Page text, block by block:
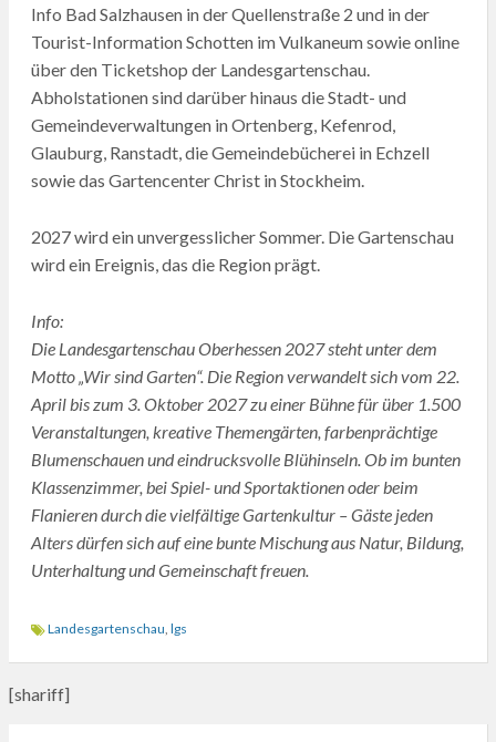
Info Bad Salzhausen in der Quellenstraße 2 und in der
Tourist-Information Schotten im Vulkaneum sowie online
über den Ticketshop der Landesgartenschau.
Abholstationen sind darüber hinaus die Stadt- und
Gemeindeverwaltungen in Ortenberg, Kefenrod,
Glauburg, Ranstadt, die Gemeindebücherei in Echzell
sowie das Gartencenter Christ in Stockheim.
2027 wird ein unvergesslicher Sommer. Die Gartenschau
wird ein Ereignis, das die Region prägt.
Info:
Die Landesgartenschau Oberhessen 2027 steht unter dem
Motto „Wir sind Garten“. Die Region verwandelt sich vom 22.
April bis zum 3. Oktober 2027 zu einer Bühne für über 1.500
Veranstaltungen, kreative Themengärten, farbenprächtige
Blumenschauen und eindrucksvolle Blühinseln. Ob im bunten
Klassenzimmer, bei Spiel- und Sportaktionen oder beim
Flanieren durch die vielfältige Gartenkultur – Gäste jeden
Alters dürfen sich auf eine bunte Mischung aus Natur, Bildung,
Unterhaltung und Gemeinschaft freuen.
Landesgartenschau, lgs
[shariff]